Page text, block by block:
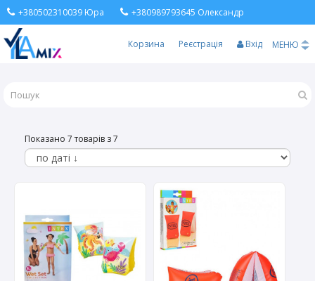
+380502310039 Юра +380989793645 Олександр
Корзина Реєстрація Вхід МЕНЮ
Показано 7 товарів з 7